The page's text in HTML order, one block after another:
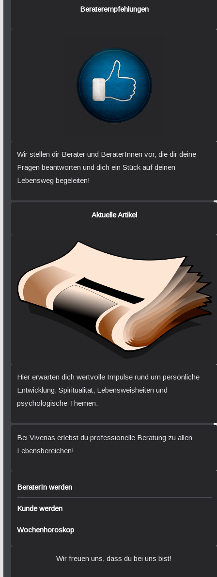
Beraterempfehlungen
Wir stellen dir Berater und BeraterInnen vor, die dir deine
Fragen beantworten und dich ein Stück auf deinen
Lebensweg begeleiten!
Aktuelle Artikel
Hier erwarten dich wertvolle Impulse rund um persönliche
Entwicklung, Spiritualität, Lebensweisheiten und
psychologische Themen.
Bei Viverias erlebst du professionelle Beratung zu allen
Lebensbereichen!
BeraterIn werden
Kunde werden
Wochenhoroskop
Wir freuen uns, dass du bei uns bist!